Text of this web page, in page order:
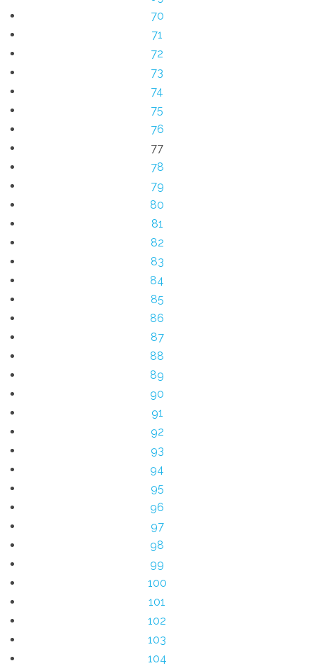
70
71
72
73
74
75
76
77
78
79
80
81
82
83
84
85
86
87
88
89
90
91
92
93
94
95
96
97
98
99
100
101
102
103
104